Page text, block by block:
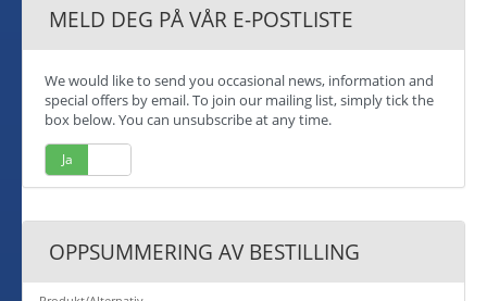
MELD DEG PÅ VÅR E-POSTLISTE
We would like to send you occasional news, information and
special offers by email. To join our mailing list, simply tick the
box below. You can unsubscribe at any time.
Ja
OPPSUMMERING AV BESTILLING